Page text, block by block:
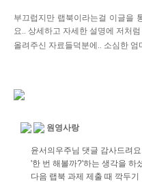
부끄럽지만 랩북이라는걸 이글을
요.. 상세하고 자세한 설명에 저처
올려주신 자료들덕분에.. 소심한
원영사랑
윤서의우주님 댓글 감사드려
'한 번 해볼까?'하는 생각을 하
다음 랩북 과제 제출 때 깍두